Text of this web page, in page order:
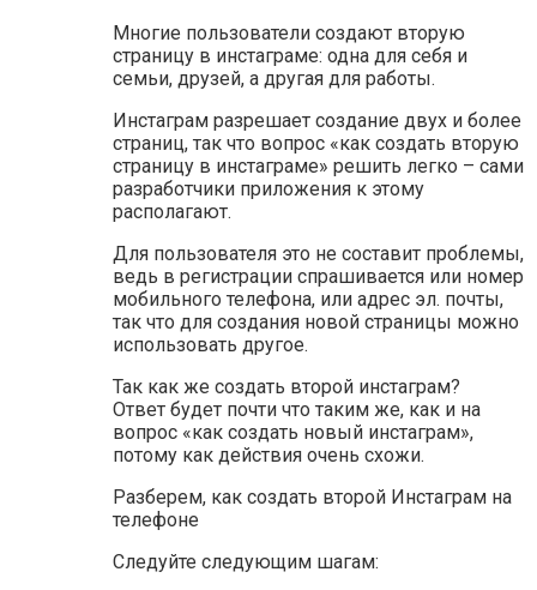
Многие пользователи создают вторую
страницу в инстаграме: одна для себя и
семьи, друзей, а другая для работы.
Инстаграм разрешает создание двух и более
страниц, так что вопрос «как создать вторую
страницу в инстаграме» решить легко – сами
разработчики приложения к этому
располагают.
Для пользователя это не составит проблемы,
ведь в регистрации спрашивается или номер
мобильного телефона, или адрес эл. почты,
так что для создания новой страницы можно
использовать другое.
Так как же создать второй инстаграм?
Ответ будет почти что таким же, как и на
вопрос «как создать новый инстаграм»,
потому как действия очень схожи.
Разберем, как создать второй Инстаграм на
телефоне
Следуйте следующим шагам: